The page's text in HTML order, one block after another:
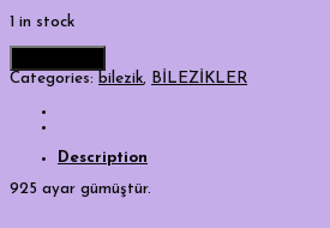
1 in stock
Categories: bilezik, BİLEZİKLER
Description
925 ayar gümüştür.